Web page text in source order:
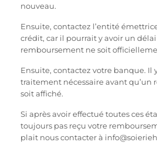
nouveau.
Ensuite, contactez l’entité
crédit, car il pourrait y avoir un
remboursement ne soit
Ensuite, contactez votre banque. Il
traitement nécessaire avant qu’un
soit affiché.
Si après avoir effectué toutes ces
toujours pas reçu votre
plait nous contacter à